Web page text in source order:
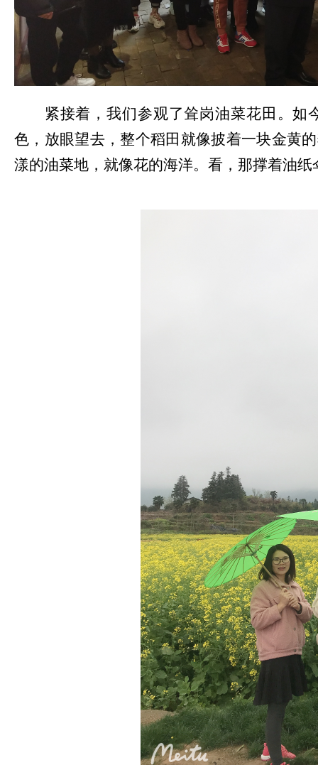
紧接着，我们参观了耸岗油菜花田。
色，放眼望去，整个稻田就像披着一块金黄
漾的油菜地，就像花的海洋。看，那撑着油